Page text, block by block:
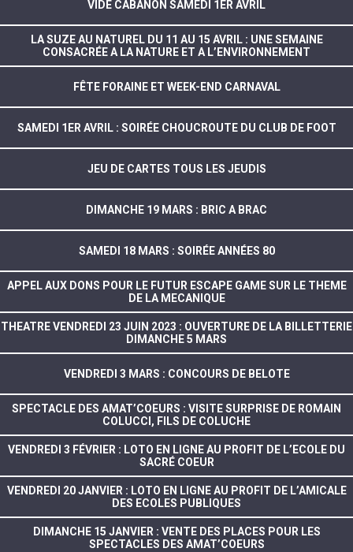
VIDE CABANON SAMEDI 1ER AVRIL
LA SUZE AU NATUREL DU 11 AU 15 AVRIL : UNE SEMAINE
CONSACRÉE A LA NATURE ET A L’ENVIRONNEMENT
FÊTE FORAINE ET WEEK-END CARNAVAL
SAMEDI 1ER AVRIL : SOIRÉE CHOUCROUTE DU CLUB DE FOOT
JEU DE CARTES TOUS LES JEUDIS
DIMANCHE 19 MARS : BRIC A BRAC
SAMEDI 18 MARS : SOIRÉE ANNÉES 80
APPEL AUX DONS POUR LE FUTUR ESCAPE GAME SUR LE THEME
DE LA MECANIQUE
THEATRE VENDREDI 23 JUIN 2023 : OUVERTURE DE LA BILLETTERIE
DIMANCHE 5 MARS
VENDREDI 3 MARS : CONCOURS DE BELOTE
SPECTACLE DES AMAT’COEURS : VISITE SURPRISE DE ROMAIN
COLUCCI, FILS DE COLUCHE
VENDREDI 3 FÉVRIER : LOTO EN LIGNE AU PROFIT DE L’ECOLE DU
SACRÉ COEUR
VENDREDI 20 JANVIER : LOTO EN LIGNE AU PROFIT DE L’AMICALE
DES ECOLES PUBLIQUES
DIMANCHE 15 JANVIER : VENTE DES PLACES POUR LES
SPECTACLES DES AMAT’COEURS